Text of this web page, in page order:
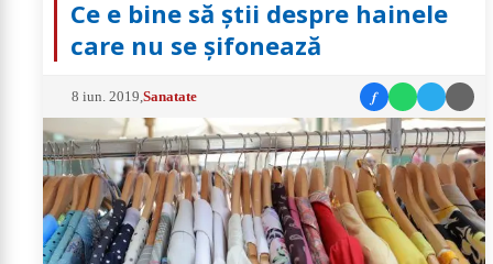
Ce e bine să știi despre hainele
care nu se șifonează
8 iun. 2019 ,Sanatate f